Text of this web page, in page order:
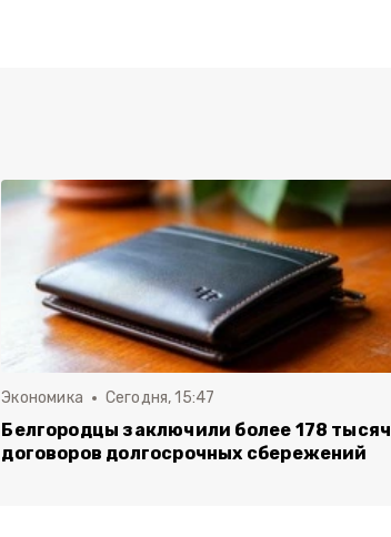
Экономика Сегодня, 15:47
Белгородцы заключили более 178 тысяч
договоров долгосрочных сбережений